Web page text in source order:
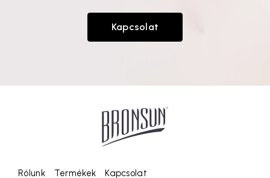
Kapcsolat
Rólunk Termékek Kapcsolat